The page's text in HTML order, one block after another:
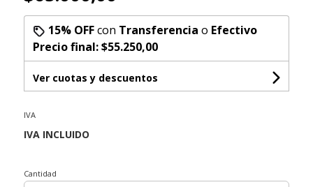
15% OFFcon Transferencia o Efectivo
Precio final:$55.250,00
Ver cuotas y descuentos
IVA
Cantidad